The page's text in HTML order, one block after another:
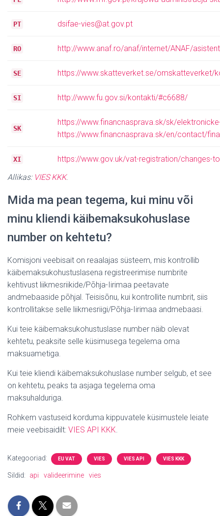
PT dsifae-vies@at.gov.pt
RO http://www.anaf.ro/anaf/internet/ANAF/
SE https://www.skatteverket.se/omskatteverket/
SI http://www.fu.gov.si/kontakti/#c6688/
SK
https://www.financnasprava.sk/sk/
https://www.financnasprava.sk/en/contact/
XI
https://www.gov.uk/vat-registration/changes-
Allikas: VIES KKK.
Mida ma pean tegema, kui minu või
minu kliendi käibemaksukohuslase
number on kehtetu?
Komisjoni veebisait on reaalajas süsteem, mis kontrollib
käibemaksukohustuslasena registreerimise numbrite
kehtivust liikmesriikide/Põhja-Iirimaa peetavate
andmebaaside põhjal. Teisisõnu, kui kontrollite numbrit, siis
kontrollitakse selle liikmesriigi/Põhja-Iirimaa andmebaasi.
Kui teie käibemaksukohustuslase number näib olevat
kehtetu, peaksite selle küsimusega tegelema oma
maksuametiga.
Kui teie kliendi käibemaksukohuslase number selgub, et see
on kehtetu, peaks ta asjaga tegelema oma
maksuhalduriga.
Rohkem vastuseid korduma kippuvatele küsimustele leiate
meie veebisaidilt: VIES API KKK
Kategooriad: EU VAT VIES VIES API VIES KKK
Sildid: api valideerimine vies